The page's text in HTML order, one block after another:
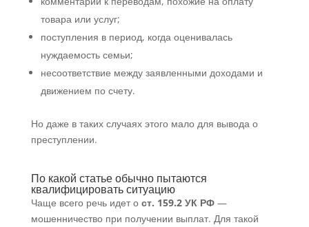
товара или услуг;
поступления в период, когда оценивалась
нуждаемость семьи;
несоответствие между заявленными доходами и
движением по счету.
Но даже в таких случаях этого мало для вывода о
преступлении.
По какой статье обычно пытаются
квалифицировать ситуацию
Чаще всего речь идет о ст. 159.2 УК РФ—
мошенничество при получении выплат. Для такой